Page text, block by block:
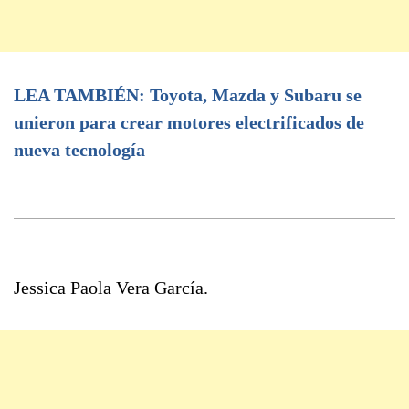
LEA TAMBIÉN: Toyota, Mazda y Subaru se
unieron para crear motores electrificados de
nueva tecnología
Jessica Paola Vera García.